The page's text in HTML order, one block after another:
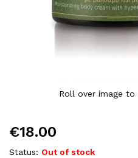
Roll over image to
€18.00
Status: Out of stock